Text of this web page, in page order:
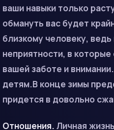
ваши навыки только
обмануть вас будет
близкому человеку,
неприятности, в
вашей заботе и
детям.В конце зимы п
придется в довольно
Отношения. Личная